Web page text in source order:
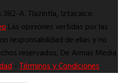
382-A. Tlazintla, Iztacalco.
Las opiniones vertidas por las
responsabilidad de ellas y no
reservados, De Armas Media
-Términos y Condiciones